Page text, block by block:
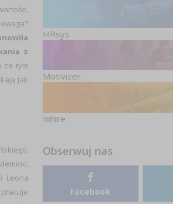
z
za tym
jak
Leona
HRsys
Motivizer
Inhire
Obserwuj nas
Facebook